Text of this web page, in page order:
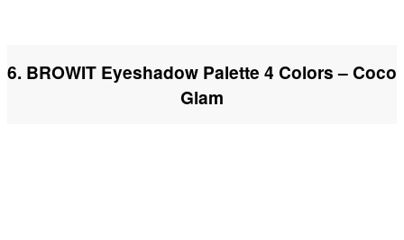
6. BROWIT Eyeshadow Palette 4 Colors – Coco
Glam